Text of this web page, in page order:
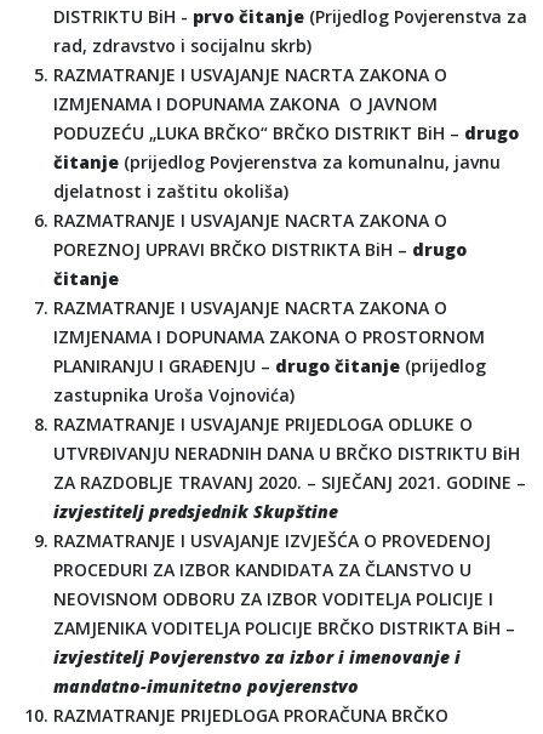
DISTRIKTU BiH - prvo čitanje (Prijedlog Povjerenstva za
rad, zdravstvo i socijalnu skrb)
RAZMATRANJE I USVAJANJE NACRTA ZAKONA O
IZMJENAMA I DOPUNAMA ZAKONA O JAVNOM
PODUZEĆU „LUKA BRČKO“ BRČKO DISTRIKT BiH – drugo
čitanje (prijedlog Povjerenstva za komunalnu, javnu
djelatnost i zaštitu okoliša)
RAZMATRANJE I USVAJANJE NACRTA ZAKONA O
POREZNOJ UPRAVI BRČKO DISTRIKTA BiH – drugo
čitanje
RAZMATRANJE I USVAJANJE NACRTA ZAKONA O
IZMJENAMA I DOPUNAMA ZAKONA O PROSTORNOM
PLANIRANJU I GRAĐENJU – drugo čitanje (prijedlog
zastupnika Uroša Vojnovića)
RAZMATRANJE I USVAJANJE PRIJEDLOGA ODLUKE O
UTVRĐIVANJU NERADNIH DANA U BRČKO DISTRIKTU BiH
ZA RAZDOBLJE TRAVANJ 2020. – SIJEČANJ 2021. GODINE –
izvjestitelj predsjednik Skupštine
RAZMATRANJE I USVAJANJE IZVJEŠĆA O PROVEDENOJ
PROCEDURI ZA IZBOR KANDIDATA ZA ČLANSTVO U
NEOVISNOM ODBORU ZA IZBOR VODITELJA POLICIJE I
ZAMJENIKA VODITELJA POLICIJE BRČKO DISTRIKTA BiH –
izvjestitelj Povjerenstvo za izbor i imenovanje i
mandatno-imunitetno povjerenstvo
RAZMATRANJE PRIJEDLOGA PRORAČUNA BRČKO